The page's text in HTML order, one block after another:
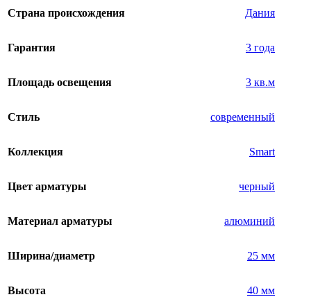
Страна происхождения Дания
Гарантия 3 года
Площадь освещения 3 кв.м
Стиль современный
Коллекция Smart
Цвет арматуры черный
Материал арматуры алюминий
Ширина/диаметр 25 мм
Высота 40 мм